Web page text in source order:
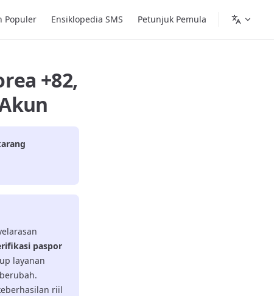
Populer Ensiklopedia SMS Petunjuk Pemula
+82,
paspor
layanan
riil